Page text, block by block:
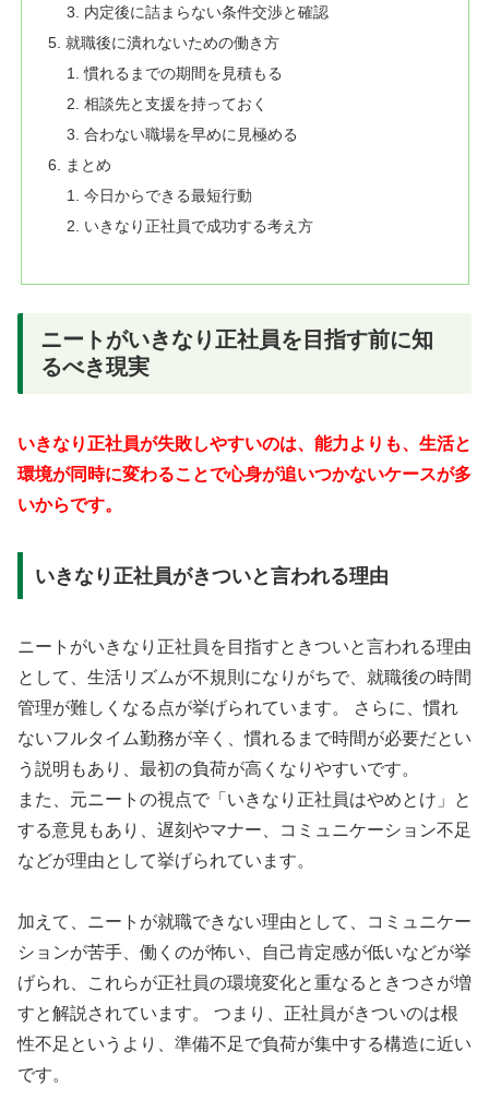
内定後に詰まらない条件交渉と確認
就職後に潰れないための働き方
慣れるまでの期間を見積もる
相談先と支援を持っておく
合わない職場を早めに見極める
まとめ
今日からできる最短行動
いきなり正社員で成功する考え方
ニートがいきなり正社員を目指す前に知
るべき現実
いきなり正社員が失敗しやすいのは、能力よりも、生活と
環境が同時に変わることで心身が追いつかないケースが多
いからです。
いきなり正社員がきついと言われる理由
ニートがいきなり正社員を目指すときついと言われる理由
として、生活リズムが不規則になりがちで、就職後の時間
管理が難しくなる点が挙げられています。 さらに、慣れ
ないフルタイム勤務が辛く、慣れるまで時間が必要だとい
う説明もあり、最初の負荷が高くなりやすいです。
また、元ニートの視点で「いきなり正社員はやめとけ」と
する意見もあり、遅刻やマナー、コミュニケーション不足
などが理由として挙げられています。
加えて、ニートが就職できない理由として、コミュニケー
ションが苦手、働くのが怖い、自己肯定感が低いなどが挙
げられ、これらが正社員の環境変化と重なるときつさが増
すと解説されています。 つまり、正社員がきついのは根
性不足というより、準備不足で負荷が集中する構造に近い
です。